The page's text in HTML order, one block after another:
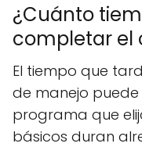
¿Cuánto
completar el
El tiempo que
de manejo
programa que
básicos duran